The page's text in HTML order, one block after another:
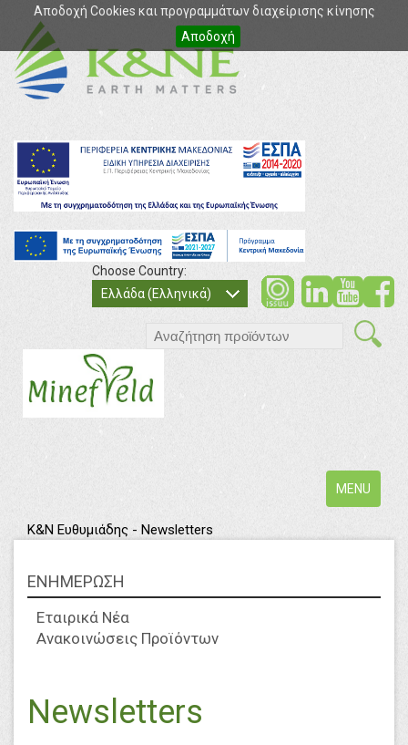
Αποδοχή Cookies και προγραμμάτων διαχείρισης κίνησης
Αποδοχή
Choose Country:
Ελλάδα (Ελληνικά)
Toggle
navigation
MENU
Κ&Ν Ευθυμιάδης - Newsletters
ΕΝΗΜΕΡΩΣΗ
Εταιρικά Νέα
Ανακοινώσεις Προϊόντων
Newsletters